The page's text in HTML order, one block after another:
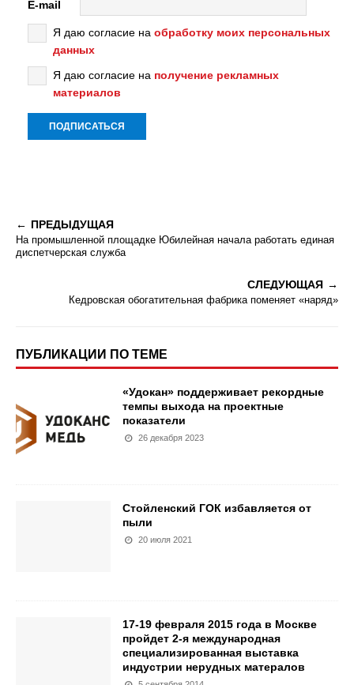
E-mail
Я даю согласие на обработку моих персональных
данных
Я даю согласие на получение рекламных
материалов
ПРЕДЫДУЩАЯ
На промышленной площадке Юбилейная начала работать единая
диспетчерская служба
СЛЕДУЮЩАЯ
Кедровская обогатительная фабрика поменяет «наряд»
ПУБЛИКАЦИИ ПО ТЕМЕ
«Удокан» поддерживает рекордные
темпы выхода на проектные
показатели
26 декабря 2023
Стойленский ГОК избавляется от
пыли
20 июля 2021
17-19 февраля 2015 года в Москве
пройдет 2-я международная
специализированная выставка
индустрии нерудных матералов